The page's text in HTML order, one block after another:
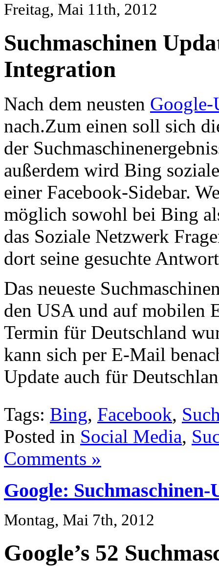
Freitag, Mai 11th, 2012
Suchmaschinen
Integration
Nach dem neusten Google-
nach.Zum einen soll sich
der
außerdem wird Bing
einer Facebook-Sidebar.
möglich sowohl bei Bing
das Soziale Netzwerk
dort seine gesuchte
Das neueste
den USA und auf mobilen
Termin für Deutschland
kann sich per E-Mail
Update auch für
Tags: Bing, Facebook,
Posted in Social Media,
Comments »
Google: Suchmaschinen-
Montag, Mai 7th, 2012
Google’s 52